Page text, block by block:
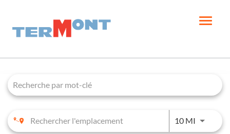
Toggle
10 MI